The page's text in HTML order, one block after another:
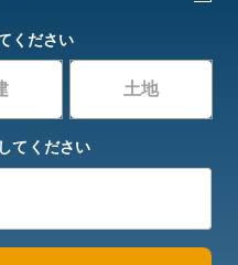
ください
土地
てください